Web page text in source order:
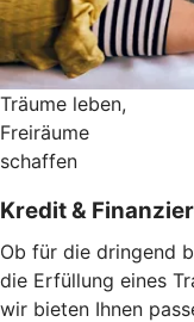
Träume leben,
Freiräume
schaffen
Kredit &
Ob für die dringend
die Erfüllung eines
wir bieten Ihnen